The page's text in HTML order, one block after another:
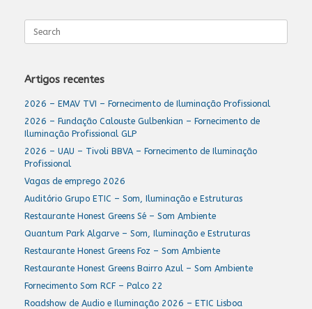
Search
for:
Artigos recentes
2026 – EMAV TVI – Fornecimento de Iluminação Profissional
2026 – Fundação Calouste Gulbenkian – Fornecimento de
Iluminação Profissional GLP
2026 – UAU – Tivoli BBVA – Fornecimento de Iluminação
Profissional
Vagas de emprego 2026
Auditório Grupo ETIC – Som, Iluminação e Estruturas
Restaurante Honest Greens Sé – Som Ambiente
Quantum Park Algarve – Som, Iluminação e Estruturas
Restaurante Honest Greens Foz – Som Ambiente
Restaurante Honest Greens Bairro Azul – Som Ambiente
Fornecimento Som RCF – Palco 22
Roadshow de Audio e Iluminação 2026 – ETIC Lisboa